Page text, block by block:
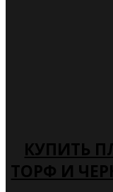
КУПИТЬ
ТОРФ И